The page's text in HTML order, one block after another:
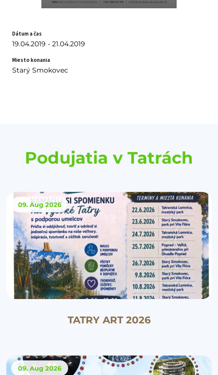
Dátum a čas
19.04.2019 - 21.04.2019
Miesto konania
Starý Smokovec
Podujatia v Tatrách
09. Aug 2026
TATRY ART 2026
09. Aug 2026